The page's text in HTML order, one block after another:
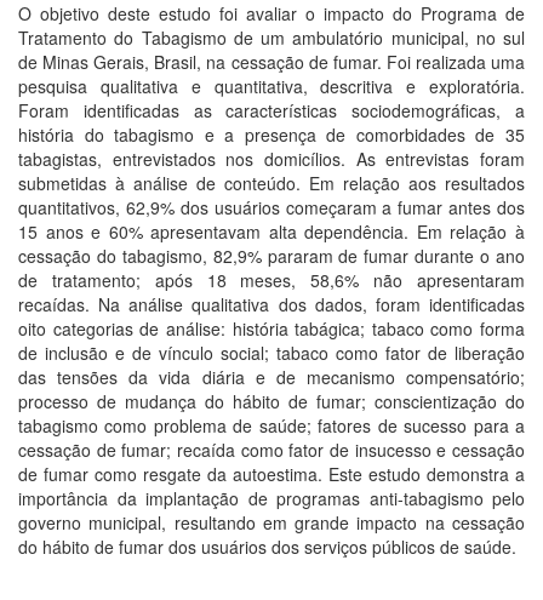
O objetivo deste estudo foi avaliar o impacto do Programa de
Tratamento do Tabagismo de um ambulatório municipal, no sul
de Minas Gerais, Brasil, na cessação de fumar. Foi realizada uma
pesquisa qualitativa e quantitativa, descritiva e exploratória.
Foram identificadas as características sociodemográficas, a
história do tabagismo e a presença de comorbidades de 35
tabagistas, entrevistados nos domicílios. As entrevistas foram
submetidas à análise de conteúdo. Em relação aos resultados
quantitativos, 62,9% dos usuários começaram a fumar antes dos
15 anos e 60% apresentavam alta dependência. Em relação à
cessação do tabagismo, 82,9% pararam de fumar durante o ano
de tratamento; após 18 meses, 58,6% não apresentaram
recaídas. Na análise qualitativa dos dados, foram identificadas
oito categorias de análise: história tabágica; tabaco como forma
de inclusão e de vínculo social; tabaco como fator de liberação
das tensões da vida diária e de mecanismo compensatório;
processo de mudança do hábito de fumar; conscientização do
tabagismo como problema de saúde; fatores de sucesso para a
cessação de fumar; recaída como fator de insucesso e cessação
de fumar como resgate da autoestima. Este estudo demonstra a
importância da implantação de programas anti-tabagismo pelo
governo municipal, resultando em grande impacto na cessação
do hábito de fumar dos usuários dos serviços públicos de saúde.